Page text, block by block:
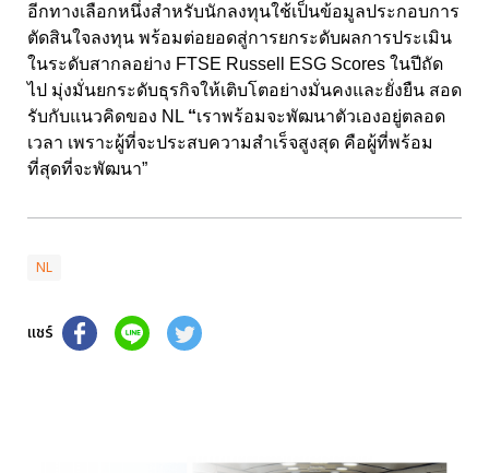
อีกทางเลือกหนึ่งสำหรับนักลงทุนใช้เป็นข้อมูลประกอบการ
ตัดสินใจลงทุน พร้อมต่อยอดสู่การยกระดับผลการประเมิน
ในระดับสากลอย่าง FTSE Russell ESG Scores ในปีถัด
ไป มุ่งมั่นยกระดับธุรกิจให้เติบโตอย่างมั่นคงและยั่งยืน สอด
รับกับแนวคิดของ NL “เราพร้อมจะพัฒนาตัวเองอยู่ตลอด
เวลา เพราะผู้ที่จะประสบความสำเร็จสูงสุด คือผู้ที่พร้อม
ที่สุดที่จะพัฒนา”
NL
แชร์